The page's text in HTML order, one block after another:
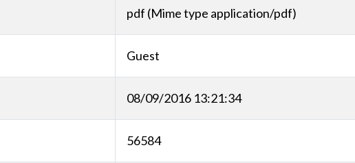
pdf (Mime type application/pdf)
Guest
08/09/2016 13:21:34
56584